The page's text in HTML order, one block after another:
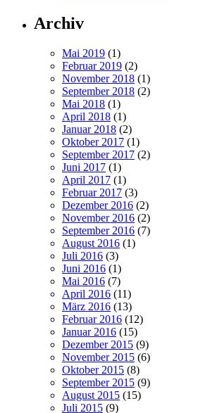
Archiv
Mai 2019 (1)
Februar 2019 (2)
November 2018 (1)
September 2018 (2)
Mai 2018 (1)
April 2018 (1)
Januar 2018 (2)
Oktober 2017 (1)
September 2017 (2)
Juni 2017 (1)
April 2017 (1)
Februar 2017 (3)
Dezember 2016 (2)
November 2016 (2)
September 2016 (7)
August 2016 (1)
Juli 2016 (3)
Juni 2016 (1)
Mai 2016 (7)
April 2016 (11)
März 2016 (13)
Februar 2016 (12)
Januar 2016 (15)
Dezember 2015 (9)
November 2015 (6)
Oktober 2015 (8)
September 2015 (9)
August 2015 (15)
Juli 2015 (9)